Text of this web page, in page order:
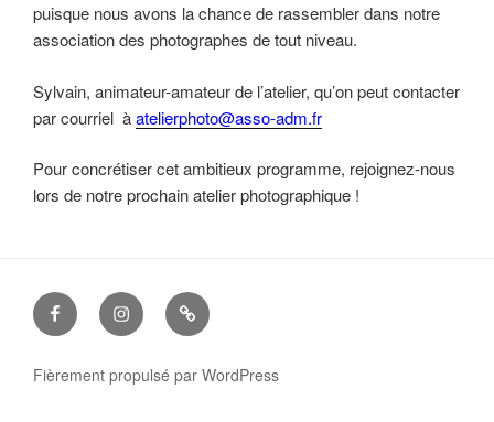
puisque nous avons la chance de rassembler dans notre
association des photographes de tout niveau.
Sylvain, animateur-amateur de l’atelier, qu’on peut contacter
par courriel àatelierphoto@asso-adm.fr
Pour concrétiser cet ambitieux programme, rejoignez-nous
lors de notre prochain atelier photographique !
facebookinstagramNous
contacter
Fièrement propulsé par WordPress